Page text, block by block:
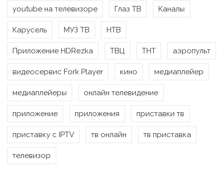
youtube на телевизоре Глаз ТВ Каналы
Карусель МУЗ ТВ НТВ
Приложение HDRezka ТВЦ ТНТ аэропульт
видеосервис Fork Player кино медиаплейер
медиаплейеры онлайн телевидение
приложение приложения приставки тв
приставку с IPTV тв онлайн тв приставка
телевизор